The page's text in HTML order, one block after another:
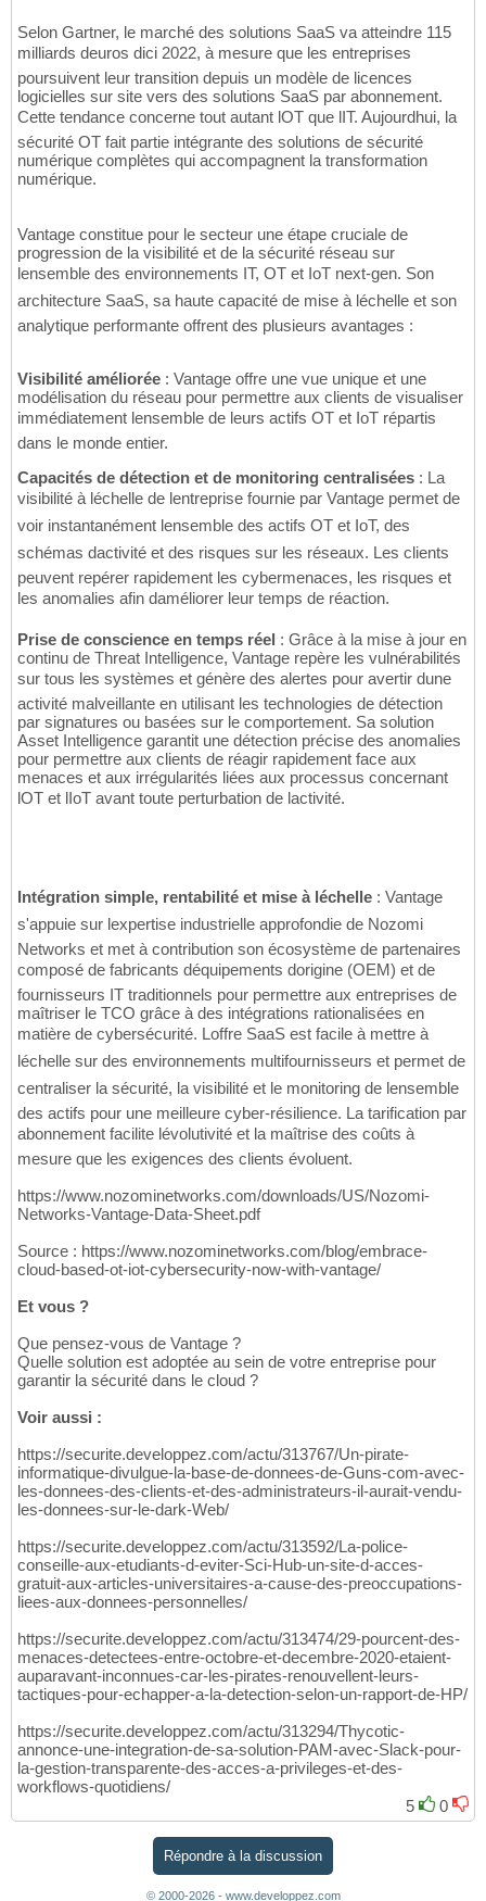
Selon Gartner, le marché des solutions SaaS va atteindre 115
milliards deuros dici 2022, à mesure que les entreprises
poursuivent leur transition depuis un modèle de licences
logicielles sur site vers des solutions SaaS par abonnement.
Cette tendance concerne tout autant lOT que lIT. Aujourdhui, la
sécurité OT fait partie intégrante des solutions de sécurité
numérique complètes qui accompagnent la transformation
numérique.
Vantage constitue pour le secteur une étape cruciale de
progression de la visibilité et de la sécurité réseau sur
lensemble des environnements IT, OT et IoT next-gen. Son
architecture SaaS, sa haute capacité de mise à léchelle et son
analytique performante offrent des plusieurs avantages :
Visibilité améliorée : Vantage offre une vue unique et une
modélisation du réseau pour permettre aux clients de visualiser
immédiatement lensemble de leurs actifs OT et IoT répartis
dans le monde entier.
Capacités de détection et de monitoring centralisées : La
visibilité à léchelle de lentreprise fournie par Vantage permet de
voir instantanément lensemble des actifs OT et IoT, des
schémas dactivité et des risques sur les réseaux. Les clients
peuvent repérer rapidement les cybermenaces, les risques et
les anomalies afin daméliorer leur temps de réaction.
Prise de conscience en temps réel : Grâce à la mise à jour en
continu de Threat Intelligence, Vantage repère les vulnérabilités
sur tous les systèmes et génère des alertes pour avertir dune
activité malveillante en utilisant les technologies de détection
par signatures ou basées sur le comportement. Sa solution
Asset Intelligence garantit une détection précise des anomalies
pour permettre aux clients de réagir rapidement face aux
menaces et aux irrégularités liées aux processus concernant
lOT et lIoT avant toute perturbation de lactivité.
Intégration simple, rentabilité et mise à léchelle : Vantage
s'appuie sur lexpertise industrielle approfondie de Nozomi
Networks et met à contribution son écosystème de partenaires
composé de fabricants déquipements dorigine (OEM) et de
fournisseurs IT traditionnels pour permettre aux entreprises de
maîtriser le TCO grâce à des intégrations rationalisées en
matière de cybersécurité. Loffre SaaS est facile à mettre à
léchelle sur des environnements multifournisseurs et permet de
centraliser la sécurité, la visibilité et le monitoring de lensemble
des actifs pour une meilleure cyber-résilience. La tarification par
abonnement facilite lévolutivité et la maîtrise des coûts à
mesure que les exigences des clients évoluent.
https://www.nozominetworks.com/downloads/US/Nozomi-
Networks-Vantage-Data-Sheet.pdf
Source : https://www.nozominetworks.com/blog/embrace-
cloud-based-ot-iot-cybersecurity-now-with-vantage/
Et vous ?
Que pensez-vous de Vantage ?
Quelle solution est adoptée au sein de votre entreprise pour
garantir la sécurité dans le cloud ?
Voir aussi :
https://securite.developpez.com/actu/313767/Un-pirate-
informatique-divulgue-la-base-de-donnees-de-Guns-com-avec-
les-donnees-des-clients-et-des-administrateurs-il-aurait-vendu-
les-donnees-sur-le-dark-Web/
https://securite.developpez.com/actu/313592/La-police-
conseille-aux-etudiants-d-eviter-Sci-Hub-un-site-d-acces-
gratuit-aux-articles-universitaires-a-cause-des-preoccupations-
liees-aux-donnees-personnelles/
https://securite.developpez.com/actu/313474/29-pourcent-des-
menaces-detectees-entre-octobre-et-decembre-2020-etaient-
auparavant-inconnues-car-les-pirates-renouvellent-leurs-
tactiques-pour-echapper-a-la-detection-selon-un-rapport-de-HP/
https://securite.developpez.com/actu/313294/Thycotic-
annonce-une-integration-de-sa-solution-PAM-avec-Slack-pour-
la-gestion-transparente-des-acces-a-privileges-et-des-
workflows-quotidiens/
5
0
Répondre à la discussion
© 2000-2026 - www.developpez.com